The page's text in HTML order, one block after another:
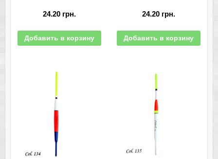
24.20 грн.
Добавить в корзину
24.20 грн.
Добавить в корзину